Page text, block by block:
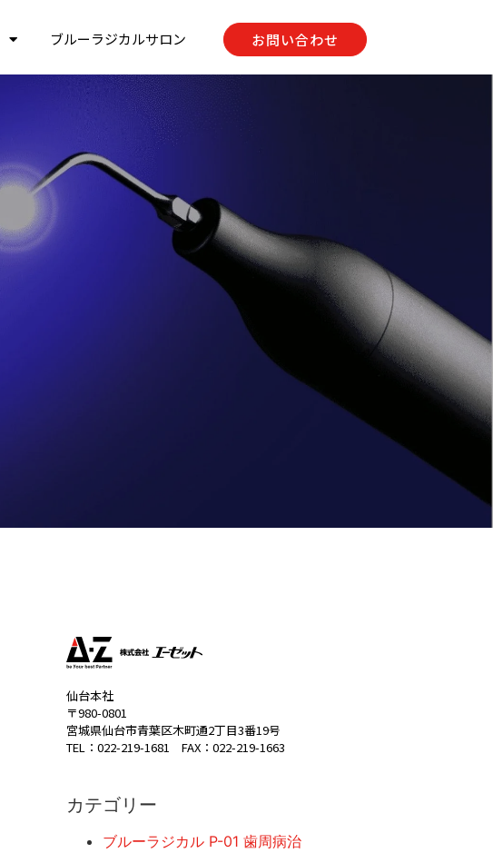
ブルーラジカルサロン お問い合わせ
仙台本社
〒980-0801
宮城県仙台市青葉区木町通2丁目3番19号
TEL：022-219-1681 FAX：022-219-1663
カテゴリー
ブルーラジカル P-01 歯周病治